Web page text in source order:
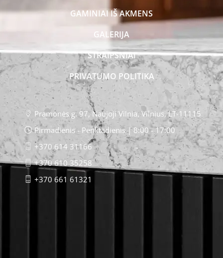
GAMINIAI IŠ AKMENS
GALERIJA
STRAIPSNIAI
PRIVATUMO POLITIKA
Pramonės g. 97, Naujoji Vilnia, Vilnius, LT-11115
Pirmadienis - Penktadienis | 8:00 - 17:00
+370 614 31166
+370 610 35258
+370 661 61321